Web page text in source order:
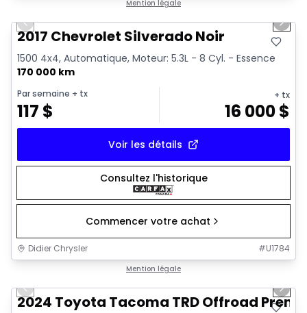
Mention légale
Previous slide Next
2017 Chevrolet Silverado Noir
1500 4x4, Automatique, Moteur: 5.3L - 8 Cyl. - Essence
170 000 km
Par semaine + tx
117 $
+ tx
16 000$
Voir les détails
Consultez l'historique
Commencer votre achat
Didier Chrysler #U1784
Mention légale
Previous slide Next
2024 Toyota Tacoma TRD Offroad